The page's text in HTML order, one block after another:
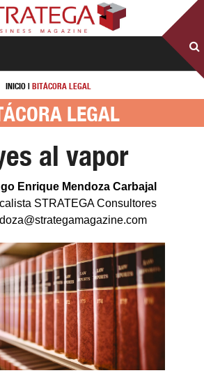
INICIO| BITÁCORA LEGAL
LEGAL
al vapor
Enrique Mendoza Carbajal
STRATEGA Consultores